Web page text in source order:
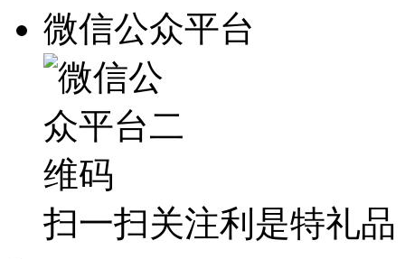
微信公众平台
扫一扫关注利是特礼品